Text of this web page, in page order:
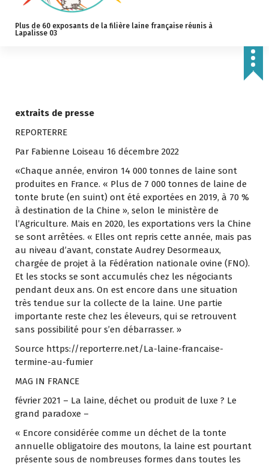
Plus de 60 exposants de la filière laine française réunis à
Lapalisse 03
extraits de presse
REPORTERRE
Par Fabienne Loiseau 16 décembre 2022
«Chaque année, environ 14 000 tonnes de laine sont
produites en France. « Plus de 7 000 tonnes de laine de
tonte brute (en suint) ont été exportées en 2019, à 70 %
à destination de la Chine », selon le ministère de
l’Agriculture. Mais en 2020, les exportations vers la Chine
se sont arrêtées. « Elles ont repris cette année, mais pas
au niveau d’avant, constate Audrey Desormeaux,
chargée de projet à la Fédération nationale ovine (FNO).
Et les stocks se sont accumulés chez les négociants
pendant deux ans. On est encore dans une situation
très tendue sur la collecte de la laine. Une partie
importante reste chez les éleveurs, qui se retrouvent
sans possibilité pour s’en débarrasser. »
Source https://reporterre.net/La-laine-francaise-
termine-au-fumier
MAG IN FRANCE
février 2021 – La laine, déchet ou produit de luxe ? Le
grand paradoxe –
« Encore considérée comme un déchet de la tonte
annuelle obligatoire des moutons, la laine est pourtant
présente sous de nombreuses formes dans toutes les